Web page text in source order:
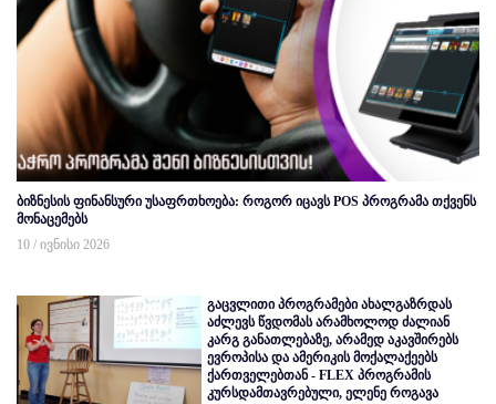
ბიზნესის ფინანსური უსაფრთხოება: როგორ იცავს POS პროგრამა თქვენს
მონაცემებს
10 / ივნისი 2026
გაცვლითი პროგრამები ახალგაზრდას
აძლევს წვდომას არამხოლოდ ძალიან
კარგ განათლებაზე, არამედ აკავშირებს
ევროპისა და ამერიკის მოქალაქეებს
ქართველებთან - FLEX პროგრამის
კურსდამთავრებული, ელენე როგავა